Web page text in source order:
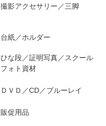
撮影アクセサリー／三脚
台紙／ホルダー
ひな段／証明写真／スクール
フォト資材
ＤＶＤ／CD／ブルーレイ
販促用品